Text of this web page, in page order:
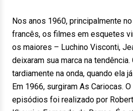
Nos anos 1960, principalmente
francês, os filmes em esquetes
os maiores – Luchino Visconti,
deixaram sua marca na
tardiamente na onda, quando ela
Em 1966, surgiram As Cariocas.
episódios foi realizado por